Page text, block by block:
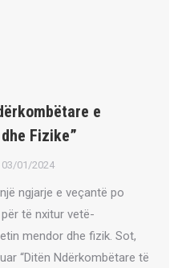
e
Fizike”
03/01/2024
ngjarje e veçantë po
të nxitur vetë-
mendor dhe fizik. Sot,
“Ditën Ndërkombëtare të